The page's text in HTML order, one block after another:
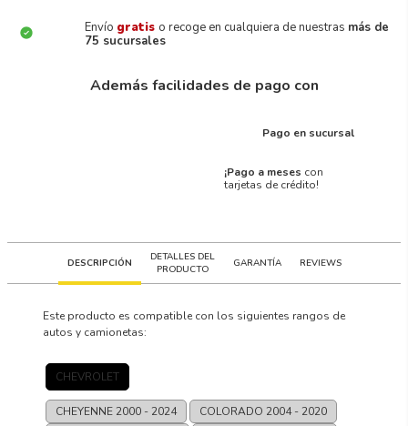
Envío gratis o recoge en cualquiera de nuestras más de
75 sucursales
Además facilidades de pago con
Pago en sucursal
¡Pago a meses con
tarjetas de crédito!
DESCRIPCIÓN
DETALLES DEL
PRODUCTO
GARANTÍA REVIEWS
Este producto es compatible con los siguientes rangos de
autos y camionetas:
CHEVROLET
CHEYENNE 2000 - 2024 COLORADO 2004 - 2020